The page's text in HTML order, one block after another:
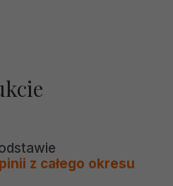
z całego okresu